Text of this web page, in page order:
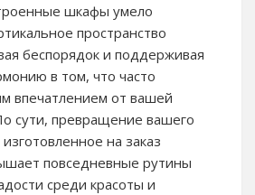
шкафы умело
пространство
беспорядок и поддерживая
в том, что часто
впечатлением от вашей
сути, превращение вашего
на заказ
повседневные рутины
среди красоты и